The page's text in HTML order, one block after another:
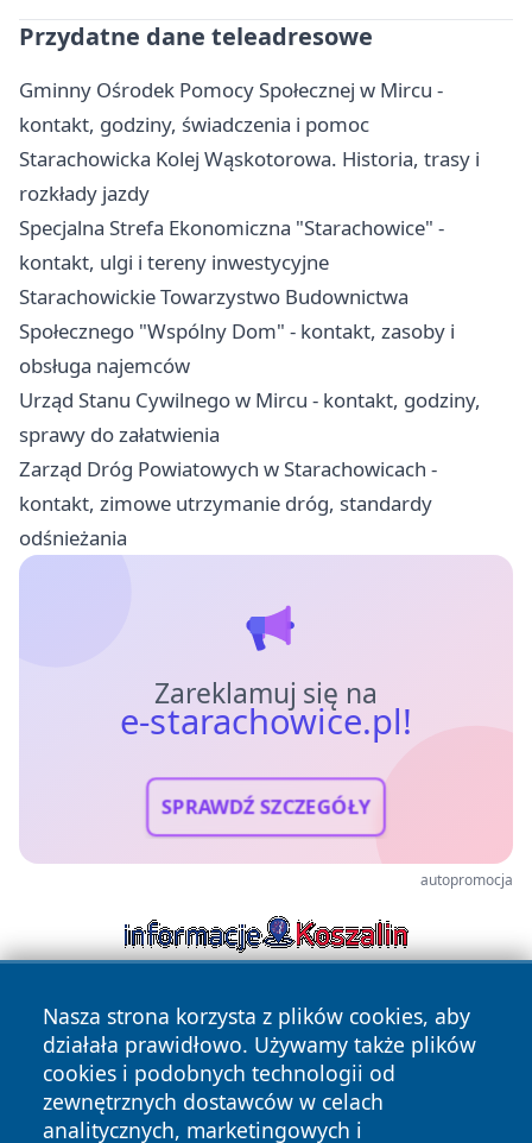
Przydatne dane teleadresowe
Gminny Ośrodek Pomocy Społecznej w Mircu -
kontakt, godziny, świadczenia i pomoc
Starachowicka Kolej Wąskotorowa. Historia, trasy i
rozkłady jazdy
Specjalna Strefa Ekonomiczna "Starachowice" -
kontakt, ulgi i tereny inwestycyjne
Starachowickie Towarzystwo Budownictwa
Społecznego "Wspólny Dom" - kontakt, zasoby i
obsługa najemców
Urząd Stanu Cywilnego w Mircu - kontakt, godziny,
sprawy do załatwienia
Zarząd Dróg Powiatowych w Starachowicach -
kontakt, zimowe utrzymanie dróg, standardy
odśnieżania
Zareklamuj się na
e-starachowice.pl!
SPRAWDŹ SZCZEGÓŁY
autopromocja
Nasza strona korzysta z plików cookies, aby
działała prawidłowo. Używamy także plików
cookies i podobnych technologii od
zewnętrznych dostawców w celach
analitycznych, marketingowych i